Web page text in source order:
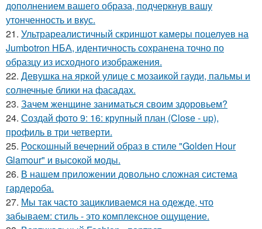
дополнением вашего образа, подчеркнув вашу
утонченность и вкус.
21. Ультрареалистичный скриншот камеры поцелуев на
Jumbotron НБА, идентичность сохранена точно по
образцу из исходного изображения.
22. Девушка на яркой улице с мозаикой гауди, пальмы и
солнечные блики на фасадах.
23. Зачем женщине заниматься своим здоровьем?
24. Создай фото 9: 16: крупный план (Close - up),
профиль в три четверти.
25. Роскошный вечерний образ в стиле "Golden Hour
Glamour" и высокой моды.
26. В нашем приложении довольно сложная система
гардероба.
27. Мы так часто зацикливаемся на одежде, что
забываем: стиль - это комплексное ощущение.